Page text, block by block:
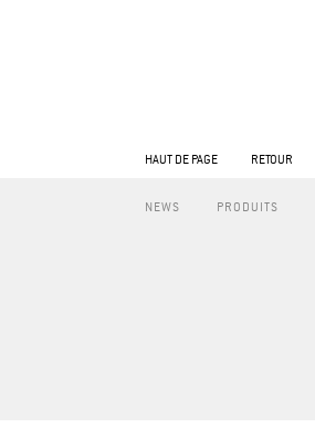
HAUT DE PAGE RETOUR
NEWS PRODUITS